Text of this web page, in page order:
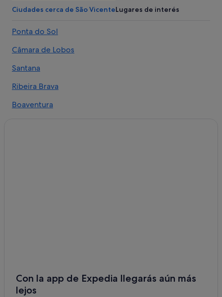
Hoteles con wifi en Madeira
Hoteles de 3 estrellas en Madeira
Chalets en Madeira
Castillos en Madeira
Hoteles boutique en Madeira
Pensiones en Madeira
Alojamientos agroturísticos en Madeira
Ciudades cerca de São VicenteLugares de interés
Ponta do Sol
Câmara de Lobos
Santana
Ribeira Brava
Boaventura
Con la app de Expedia llegarás aún más
lejos